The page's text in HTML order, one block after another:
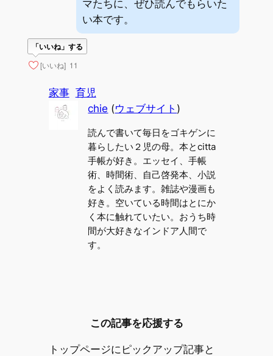
マたちに、ぜひ読んでもらいた
い本です。
「いいね」する
[いいね] 11
家事 育児
chie (ウェブサイト )
読んで書いて毎日をゴキゲンに
暮らしたい２児の母。本とcitta
手帳が好き。エッセイ、手帳
術、時間術、自己啓発本、小説
をよく読みます。雑誌や漫画も
好き。空いている時間はとにか
く本に触れていたい。おうち時
間が大好きなインドア人間で
す。
この記事を応援する
トップページにピックアップ記事と